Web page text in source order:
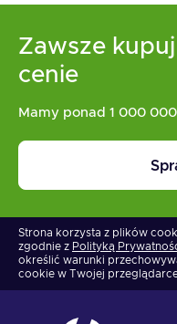
Zawsze
cenie
Mamy ponad 1 000
Strona korzysta z plików
zgodnie z Polityką
określić warunki
cookie w Twojej